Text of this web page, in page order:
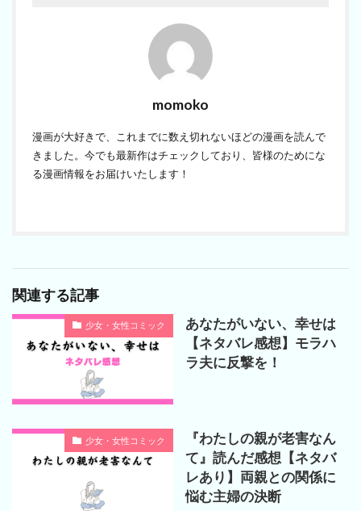
momoko
漫画が大好きで、これまでに数え切れないほどの漫画を読んで
きました。今でも最新作はチェックしており、皆様のためにな
る漫画情報をお届けいたします！
関連する記事
少女・女性コミック
あなたがいない、幸せは
【ネタバレ感想】モラハ
ラ夫に反撃を！
少女・女性コミック
『わたしの親が老害なん
て』読んだ感想【ネタバ
レあり】両親との関係に
悩む主婦の決断